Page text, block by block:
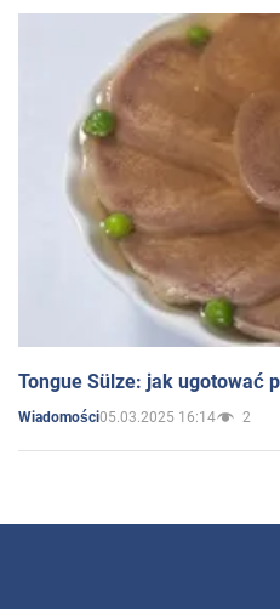
Tongue Sülze: jak ugotować
Wiadomości05.03.2025 16:14 2